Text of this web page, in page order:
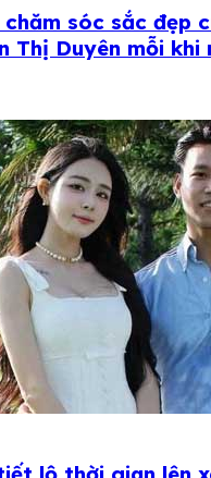
sóc sắc đẹp
Thị Duyên mỗi khi